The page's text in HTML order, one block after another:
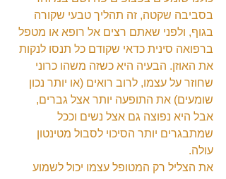
בסביבה שקטה, זה תהליך טבעי שקורה
בגוף, ולפני שאתם רצים אל רופא או מטפל
ברפואה סינית כדאי שקודם כל תנסו לנקות
את האוזן. הבעיה היא כשזה משהו כרוני
שחוזר על עצמו, לרוב רואים (או יותר נכון
שומעים) את התופעה יותר אצל גברים,
אבל היא נפוצה גם אצל נשים וככל
שמתבגרים יותר הסיכוי לסבול מטינטון
עולה.
את הצליל רק המטופל עצמו יכול לשמוע